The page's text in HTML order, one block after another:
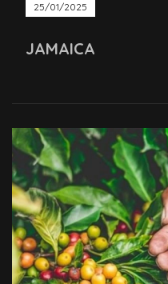
25/01/2025
JAMAICA